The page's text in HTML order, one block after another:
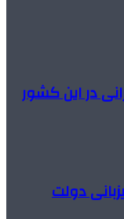
در این کشور
دولت